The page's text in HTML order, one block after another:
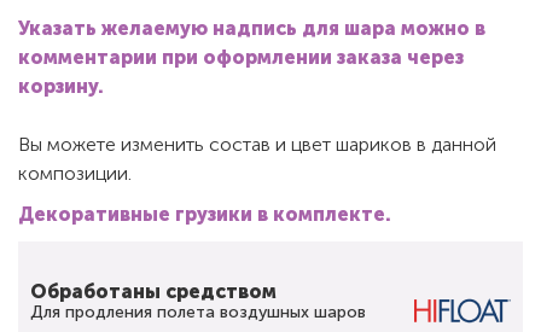
Указать желаемую надпись для шара можно в
комментарии при оформлении заказа через
корзину.
Вы можете изменить состав и цвет шариков в данной
композиции.
Декоративные грузики в комплекте.
Обработаны средством
Для продления полета воздушных шаров